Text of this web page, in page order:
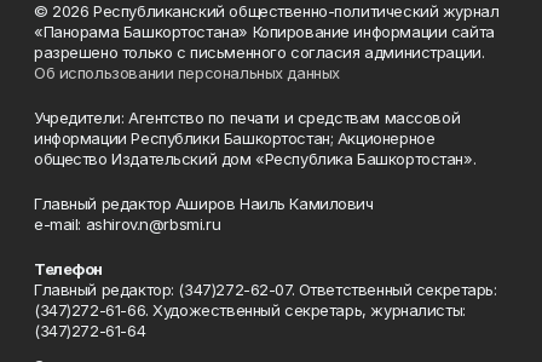
© 2026 Республиканский общественно-политический журнал
«Панорама Башкортостана» Копирование информации сайта
разрешено только с письменного согласия администрации.
Об использовании персональных данных
Учредители: Агентство по печати и средствам массовой
информации Республики Башкортостан; Акционерное
общество Издательский дом «Республика Башкортостан».
Главный редактор Аширов Наиль Камилович
e-mail: ashirov.n@rbsmi.ru
Телефон
Главный редактор: (347)272-62-07. Ответственный секретарь:
(347)272-61-66. Художественный секретарь, журналисты:
(347)272-61-64